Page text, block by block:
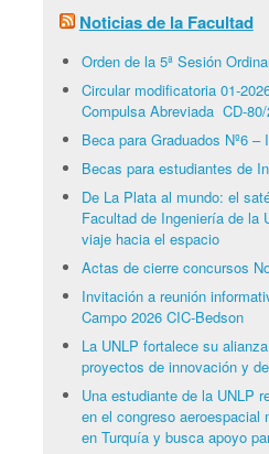
Noticias de la Facultad
Orden de la 5ª Sesión
Circular modificatoria 01-
Compulsa Abreviada CD-
Beca para Graduados Nº6 –
Becas para estudiantes de
De La Plata al mundo: el
Facultad de Ingeniería de la
viaje hacia el espacio
Actas de cierre concursos
Invitación a reunión
Campo 2026 CIC-Bedson
La UNLP fortalece su
proyectos de innovación y
Una estudiante de la UNLP
en el congreso aeroespacial
en Turquía y busca apoyo